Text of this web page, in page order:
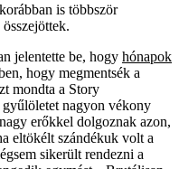
is többször
jelentette be, hogy hónapok
hogy megmentsék a
mondta a Story
gyűlöletet nagyon vékony
erőkkel dolgoznak azon,
eltökélt szándékuk volt a
sikerült rendezni a